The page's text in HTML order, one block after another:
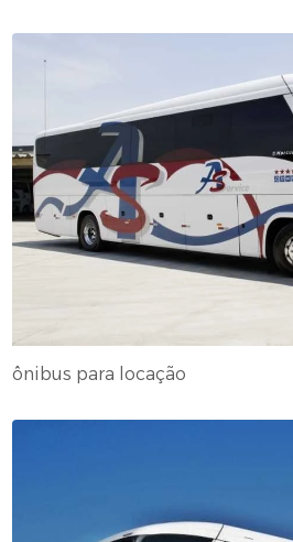
ônibus para locação